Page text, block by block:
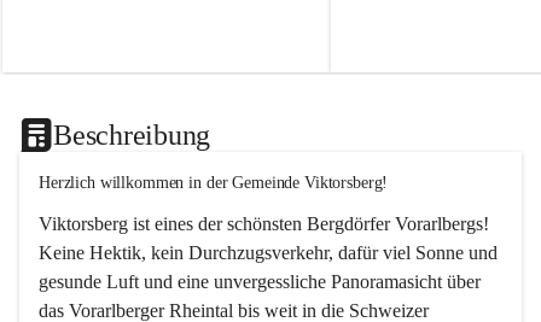
Beschreibung
Herzlich willkommen in der Gemeinde Viktorsberg!
Viktorsberg ist eines der schönsten Bergdörfer Vorarlbergs!
Keine Hektik, kein Durchzugsverkehr, dafür viel Sonne und
gesunde Luft und eine unvergessliche Panoramasicht über
das Vorarlberger Rheintal bis weit in die Schweizer